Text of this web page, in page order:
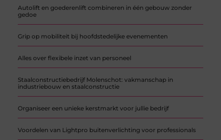
Autolift en goederenlift combineren in één gebouw zonder
gedoe
Grip op mobiliteit bij hoofdstedelijke evenementen
Alles over flexibele inzet van personeel
Staalconstructiebedrijf Molenschot: vakmanschap in
industriebouw en staalconstructie
Organiseer een unieke kerstmarkt voor jullie bedrijf
Voordelen van Lightpro buitenverlichting voor professionals